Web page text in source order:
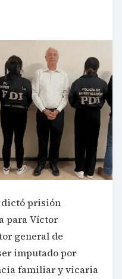
dictó prisión
para Víctor
general de
imputado por
familiar y vicaria